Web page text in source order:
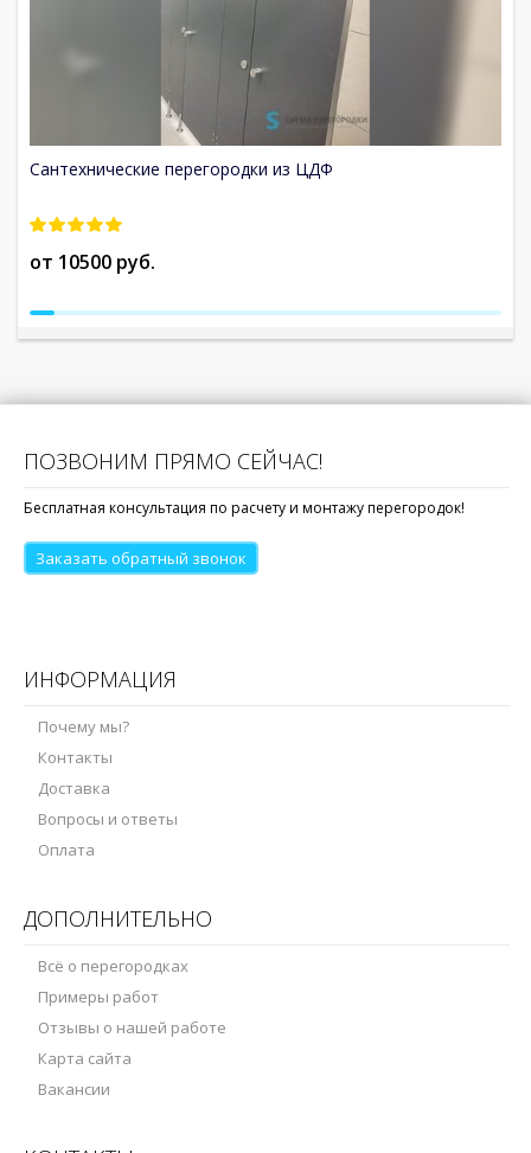
Сантехнические перегородки из ЦДФ
от 10500 руб.
ПОЗВОНИМ ПРЯМО СЕЙЧАС!
Бесплатная консультация по расчету и монтажу перегородок!
Заказать обратный звонок
ИНФОРМАЦИЯ
Почему мы?
Контакты
Доставка
Вопросы и ответы
Оплата
ДОПОЛНИТЕЛЬНО
Всё о перегородках
Примеры работ
Отзывы о нашей работе
Карта сайта
Вакансии